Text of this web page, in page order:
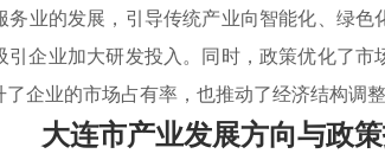
务业的发展，引导传统产业向智能化、绿
引企业加大研发投入。同时，政策优化了
企业的市场占有率，也推动了经济结构调
大连市产业发展方向与政